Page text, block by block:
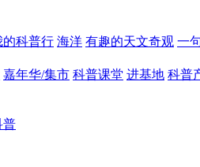
的科普行 海洋 有趣的天文奇观 一
嘉年华/集市 科普课堂 进基地 科普
普